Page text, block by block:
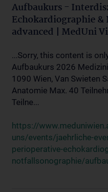
Aufbaukurs -
Echokardiographie
advanced | MedUni
...Sorry, this content is
Aufbaukurs 2026
1090 Wien, Van Swieten
Anatomie Max. 40
Teilne...
https://
uns/events/jaehrliche-
perioperative-
notfallsonographie/